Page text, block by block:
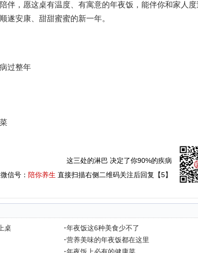
伴，愿这桌有温度、有寓意的年夜饭，能伴你和家人度
遂安康、甜甜蜜蜜的新一年。
过整年
这三处的淋巴 决定了你90%的疾病
信号： 陪你养生 直接扫描右侧二维码关注后回复【5】
桌 ·年夜饭这6种美食少不了
·营养美味的年夜饭都在这里